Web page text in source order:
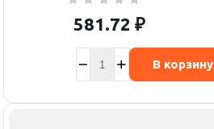
581.72 ₽
В корзину